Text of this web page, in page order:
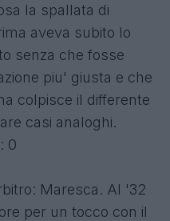
la spallata di
aveva subito lo
senza che fosse
piu' giusta e che
colpisce il differente
casi analoghi.
0
Maresca. Al '32
per un tocco con il